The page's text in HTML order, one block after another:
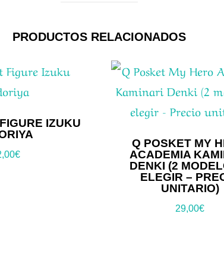
PRODUCTOS RELACIONADOS
IZUKU
€
Q POSKET MY
ACADEMIA
DENKI (2
ELEGIR –
UNITARIO)
29,00€